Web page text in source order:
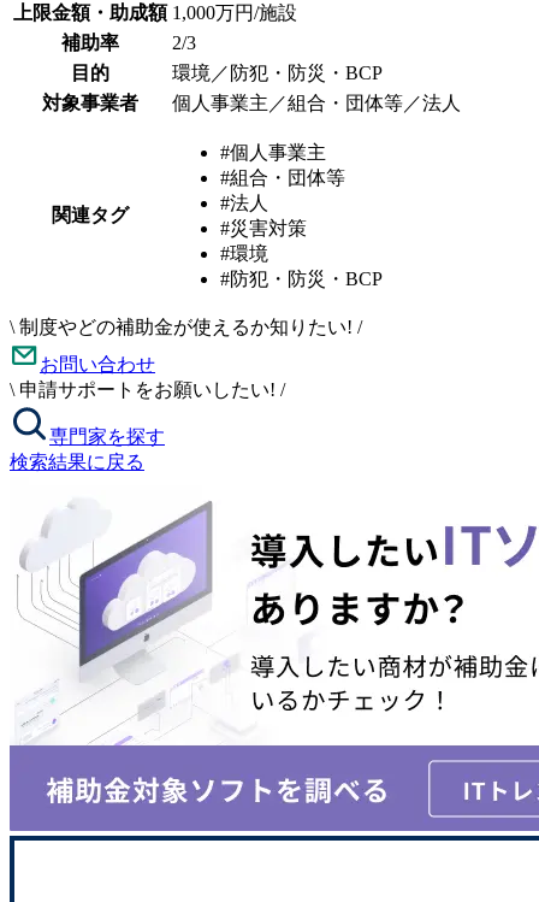
上限金額・助成額 1,000万円/施設
補助率
2/3
目的
環境／防犯・防災・BCP
対象事業者
個人事業主／組合・団体等／法人
関連タグ
#個人事業主
#組合・団体等
#法人
#災害対策
#環境
#防犯・防災・BCP
\ 制度やどの補助金が使えるか知りたい! /
お問い合わせ
\ 申請サポートをお願いしたい! /
専門家を探す
検索結果に戻る